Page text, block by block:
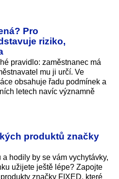
Pro
riziko,
pravidlo: zaměstnanec má
mu ji určí. Ve
obsahuje řadu podmínek a
letech navíc významně
produktů značky
hodily by se vám vychytávky,
užijete ještě lépe? Zapojte
značky FIXED, které